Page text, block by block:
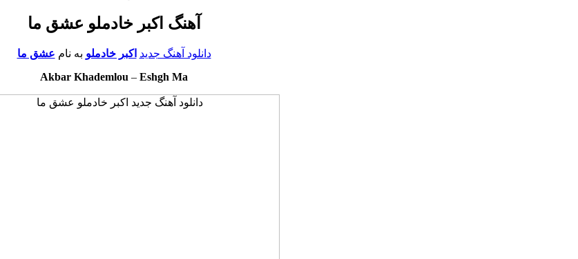
آهنگ اکبر خادملو عشق ما
دانلود آهنگ جدید اکبر خادملو به نام عشق ما
Akbar Khademlou – Eshgh Ma